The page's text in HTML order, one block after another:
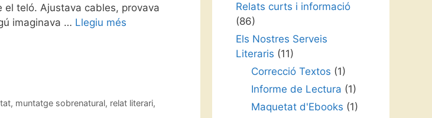
teló. Ajustava cables, provava
imaginava … Llegiu més
, muntatge sobrenatural, relat literari,
Relats curts i informació
(86)
Els Nostres Serveis
Literaris (11)
Correcció Textos (1)
Informe de Lectura (1)
Maquetat d'Ebooks (1)